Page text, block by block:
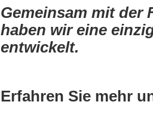
Gemeinsam mit der
haben wir eine
entwickelt.
Erfahren Sie mehr